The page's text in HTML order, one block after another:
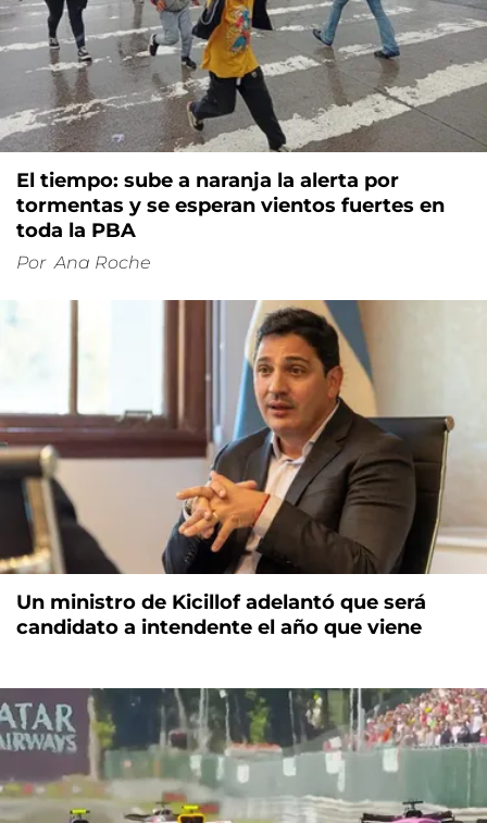
El tiempo: sube a naranja la alerta por
tormentas y se esperan vientos fuertes en
toda la PBA
Por Ana Roche
Un ministro de Kicillof adelantó que será
candidato a intendente el año que viene